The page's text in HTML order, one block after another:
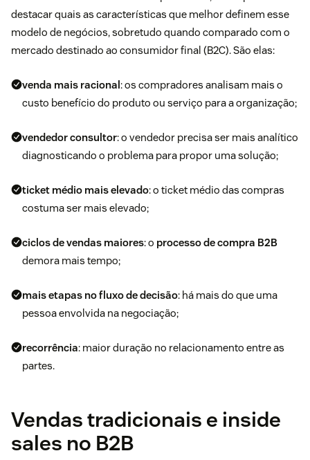
destacar quais as características que melhor definem esse
modelo de negócios, sobretudo quando comparado com o
mercado destinado ao consumidor final (B2C). São elas:
venda mais racional : os compradores analisam mais o
custo benefício do produto ou serviço para a organização;
vendedor consultor: o vendedor precisa ser mais analítico
diagnosticando o problema para propor uma solução;
ticket médio mais elevado: o ticket médio das compras
costuma ser mais elevado;
ciclos de vendas maiores: o processo de compra B2B
demora mais tempo;
mais etapas no fluxo de decisão: há mais do que uma
pessoa envolvida na negociação;
recorrência: maior duração no relacionamento entre as
partes.
Vendas tradicionais e inside
sales no B2B